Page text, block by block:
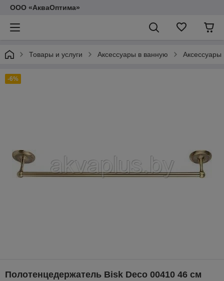
ООО «АкваОптима»
Товары и услуги Аксессуары в ванную
-6%
Полотенцедержатель Bisk Deco 00410 46 см